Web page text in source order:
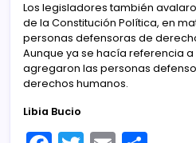
Los legisladores también
de la Constitución Política, en
personas defensoras de
Aunque ya se hacía referencia
agregaron las personas
derechos humanos.
Libia Bucio